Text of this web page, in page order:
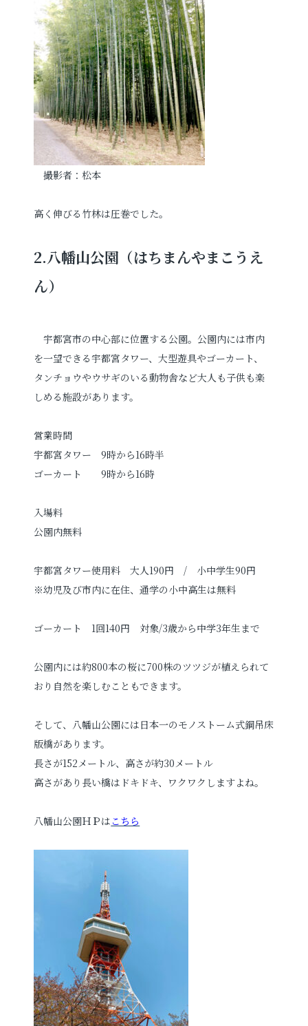
撮影者：松本
高く伸びる竹林は圧巻でした。
2.八幡山公園（はちまんやまこうえ
ん）
宇都宮市の中心部に位置する公園。公園内には市内
を一望できる宇都宮タワー、大型遊具やゴーカート、
タンチョウやウサギのいる動物舎など大人も子供も楽
しめる施設があります。
営業時間
宇都宮タワー 9時から16時半
ゴーカート 9時から16時
入場料
公園内無料
宇都宮タワー使用料 大人190円 / 小中学生90円
※幼児及び市内に在住、通学の小中高生は無料
ゴーカート 1回140円 対象/3歳から中学3年生まで
公園内には約800本の桜に700株のツツジが植えられて
おり自然を楽しむこともできます。
そして、八幡山公園には日本一のモノストーム式鋼吊床
版橋があります。
長さが152メートル、高さが約30メートル
高さがあり長い橋はドキドキ、ワクワクしますよね。
八幡山公園ＨＰは こちら